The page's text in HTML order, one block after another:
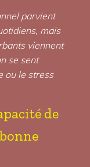
parvient
mais
viennent
se sent
ou le stress
de